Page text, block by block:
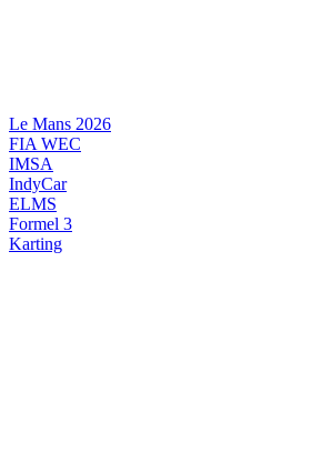
Le Mans 2026
FIA WEC
IMSA
IndyCar
ELMS
Formel 3
Karting